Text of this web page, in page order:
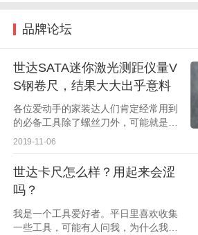
品牌论坛
世达SATA迷你激光测距仪量V
S钢卷尺，结果大大出乎意料
各位爱动手的家装达人们肯定经常用到
的必备工具除了螺丝刀外，可能就是卷
尺了，一般普通人家可能都会必备一个
过钢卷尺也有弊端，里面是...
2019-11-06
世达卡尺怎么样？用起来会涩
吗？
我是一个工具爱好者。平日里喜欢收集
一些工具，可能有人问我，为什么我喜